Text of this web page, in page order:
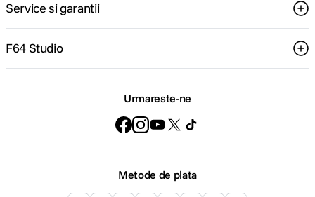
Service si garantii
F64 Studio
Urmareste-ne
Metode de plata